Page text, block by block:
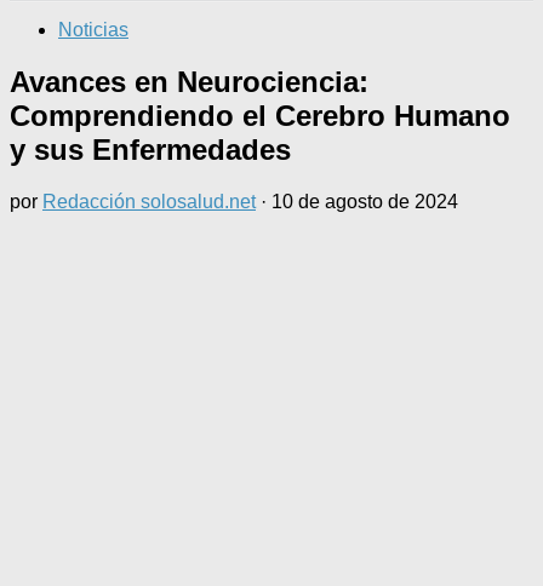
Noticias
Avances en Neurociencia:
Comprendiendo el Cerebro Humano
y sus Enfermedades
por Redacción solosalud.net · 10 de agosto de 2024